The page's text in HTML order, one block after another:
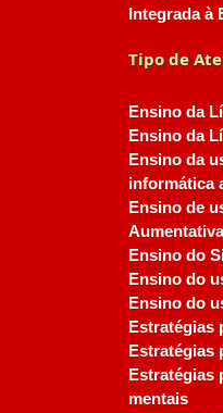
Integrada
Tipo de
Ensino da
Ensino da
Ensino da
informática
Ensino de
Ensino do
Ensino do
Ensino do
Estratégias
Estratégias
Estratégias
mentais